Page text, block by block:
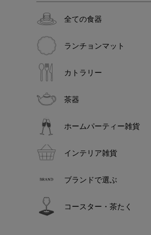
全ての食器
ランチョンマット
カトラリー
茶器
ホームパーティー雑貨
インテリア雑貨
ブランドで選ぶ
コースター・茶たく